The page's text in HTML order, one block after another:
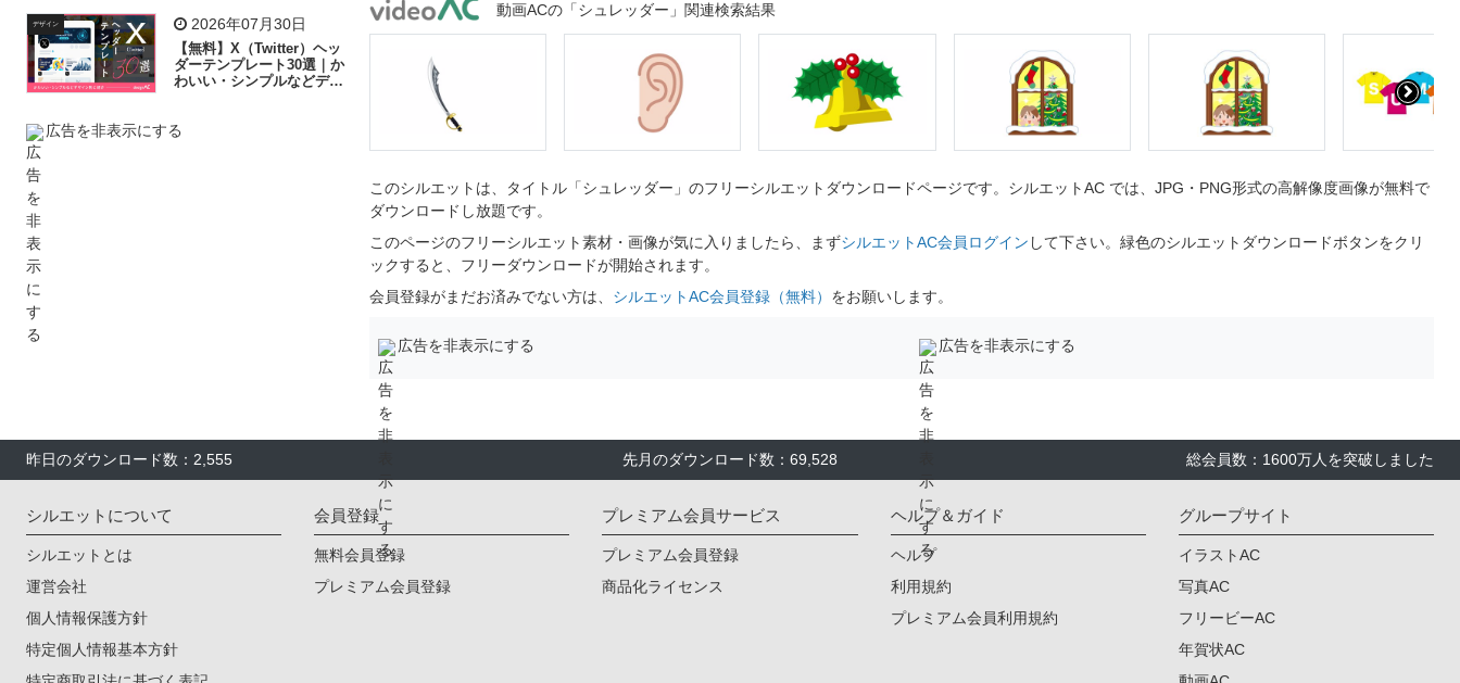
デザイン 2026年07月30日
【無料】X（Twitter）ヘッ
ダーテンプレート30選｜か
わいい・シンプルなどデザ
広告を非表示にする
動画ACの「シュレッダー」関連検索結果
このシルエットは、タイトル「シュレッダー」のフリーシルエットダウンロードページです。シルエットAC では、JPG・PNG形式の高解像度画像が無料で
ダウンロードし放題です。
このページのフリーシルエット素材・画像が気に入りましたら、まずシルエットAC会員ログイン して下さい。緑色のシルエットダウンロードボタンをクリ
ックすると、フリーダウンロードが開始されます。
会員登録がまだお済みでない方は、 シルエットAC会員登録（無料） をお願いします。
広告を非表示にする 広告を非表示にする
昨日のダウンロード数：2,555 先月のダウンロード数：69,528 総会員数：1600万人を突破しました
シルエットについて
シルエットとは
運営会社
個人情報保護方針
特定個人情報基本方針
会員登録
無料会員登録
プレミアム会員登録
プレミアム会員サービス
プレミアム会員登録
商品化ライセンス
ヘルプ＆ガイド
ヘルプ
利用規約
プレミアム会員利用規約
グループサイト
イラストAC
写真AC
フリービーAC
年賀状AC